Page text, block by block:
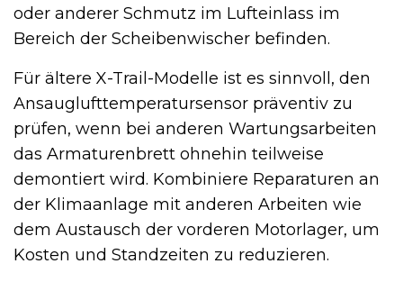
oder anderer Schmutz im Lufteinlass im
Bereich der Scheibenwischer befinden.
Für ältere X-Trail-Modelle ist es sinnvoll, den
Ansauglufttemperatursensor präventiv zu
prüfen, wenn bei anderen Wartungsarbeiten
das Armaturenbrett ohnehin teilweise
demontiert wird. Kombiniere Reparaturen an
der Klimaanlage mit anderen Arbeiten wie
dem Austausch der vorderen Motorlager, um
Kosten und Standzeiten zu reduzieren.